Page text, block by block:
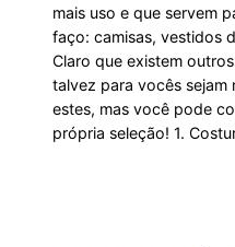
mais uso e que servem
faço: camisas, vestidos
Claro que existem
talvez para vocês sejam
estes, mas você pode
própria seleção! 1.